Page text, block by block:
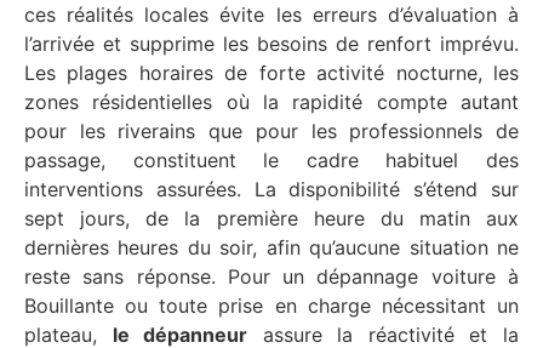
ces réalités locales évite les erreurs d’évaluation à
l’arrivée et supprime les besoins de renfort imprévu.
Les plages horaires de forte activité nocturne, les
zones résidentielles où la rapidité compte autant
pour les riverains que pour les professionnels de
passage, constituent le cadre habituel des
interventions assurées. La disponibilité s’étend sur
sept jours, de la première heure du matin aux
dernières heures du soir, afin qu’aucune situation ne
reste sans réponse. Pour un dépannage voiture à
Bouillante ou toute prise en charge nécessitant un
plateau, le dépanneur assure la réactivité et la